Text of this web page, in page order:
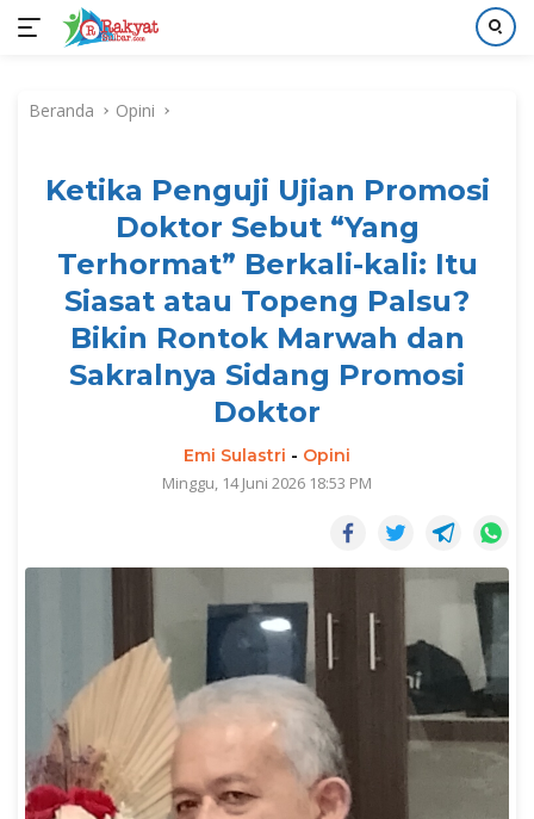
kontenBeranda Opini
Ketika Penguji Ujian Promosi
Doktor Sebut “Yang
Terhormat” Berkali-kali: Itu
Siasat atau Topeng Palsu?
Bikin Rontok Marwah dan
Sakralnya Sidang Promosi
Doktor
Emi Sulastri - Opini
Minggu, 14 Juni 2026 18:53 PM